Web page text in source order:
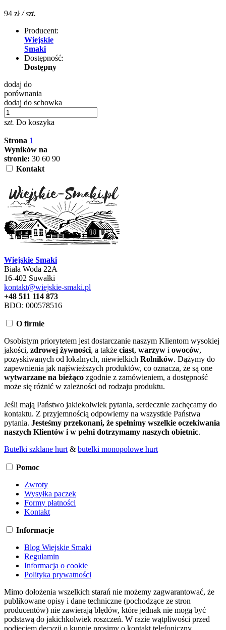
94 zł / szt.
Producent:
Wiejskie
Smaki
Dostępność:
Dostępny
dodaj do
porównania
dodaj do schowka
szt. Do koszyka
Strona 1
Wyników na
stronie: 30 60 90
Kontakt
Wiejskie Smaki
Biała Woda 22A
16-402 Suwałki
kontakt@wiejskie-smaki.pl
+48 511 114 873
BDO: 000578516
O firmie
Osobistym priorytetem jest dostarczanie naszym Klientom wysokiej
jakości, zdrowej żywności, a także ciast, warzyw i owoców,
pozyskiwanych od lokalnych, niewielkich Rolników. Dążymy do
zapewnienia jak najświeższych produktów, co oznacza, że są one
wytwarzane na bieżąco zgodnie z zamówieniem, a dostępność
może się różnić w zależności od rodzaju produktu.
Jeśli mają Państwo jakiekolwiek pytania, serdecznie zachęcamy do
kontaktu. Z przyjemnością odpowiemy na wszystkie Państwa
pytania. Jesteśmy przekonani, że spełnimy wszelkie oczekiwania
naszych Klientów i w pełni dotrzymamy naszych obietnic.
Butelki szklane hurt & butelki monopolowe hurt
Pomoc
Zwroty
Wysyłka paczek
Formy płatności
Kontakt
Informacje
Blog Wiejskie Smaki
Regulamin
Informacja o cookie
Polityka prywatności
Mimo dołożenia wszelkich starań nie możemy zagwarantować, że
publikowane opisy i dane techniczne (pochodzące ze stron
producentów) nie zawierają błędów, które jednak nie mogą być
podstawą do jakichkolwiek roszczeń. W razie wątpliwości przed